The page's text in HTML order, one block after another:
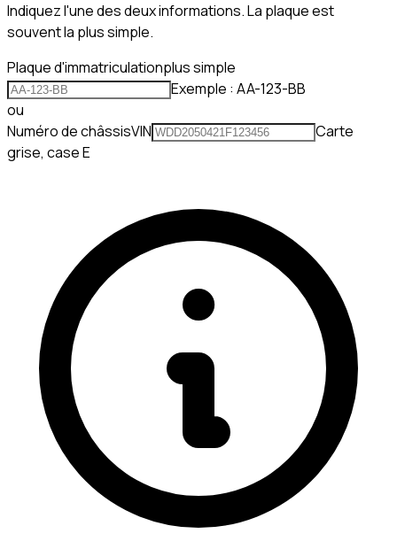
Indiquez l'une des deux informations. La plaque est
souvent la plus simple.
Plaque d'immatriculationplus simple
Exemple : AA-123-BB
ou
Numéro de châssisVIN
Carte
grise, case E